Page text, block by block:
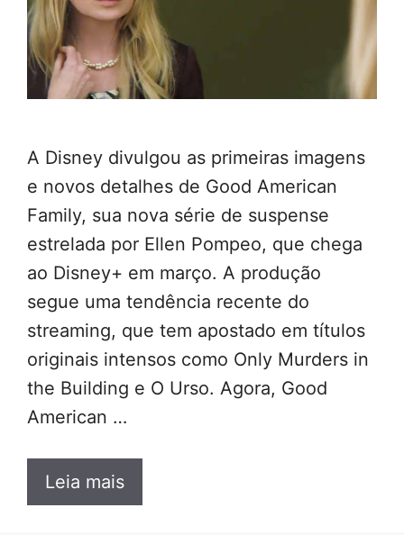
A Disney divulgou as primeiras imagens
e novos detalhes de Good American
Family, sua nova série de suspense
estrelada por Ellen Pompeo, que chega
ao Disney+ em março. A produção
segue uma tendência recente do
streaming, que tem apostado em títulos
originais intensos como Only Murders in
the Building e O Urso. Agora, Good
American …
Leia mais